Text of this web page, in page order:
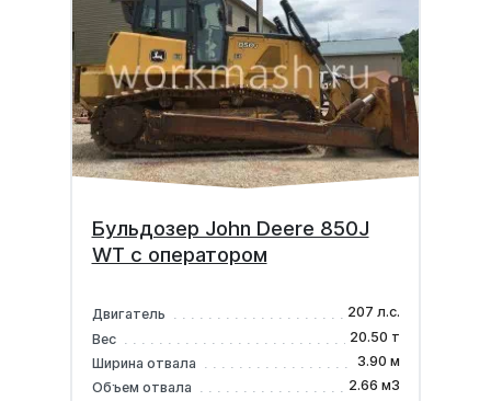
Бульдозер John Deere 850J
WT с оператором
Двигатель
207 л.с.
Вес
20.50 т
Ширина отвала
3.90 м
Объем отвала
2.66 м3